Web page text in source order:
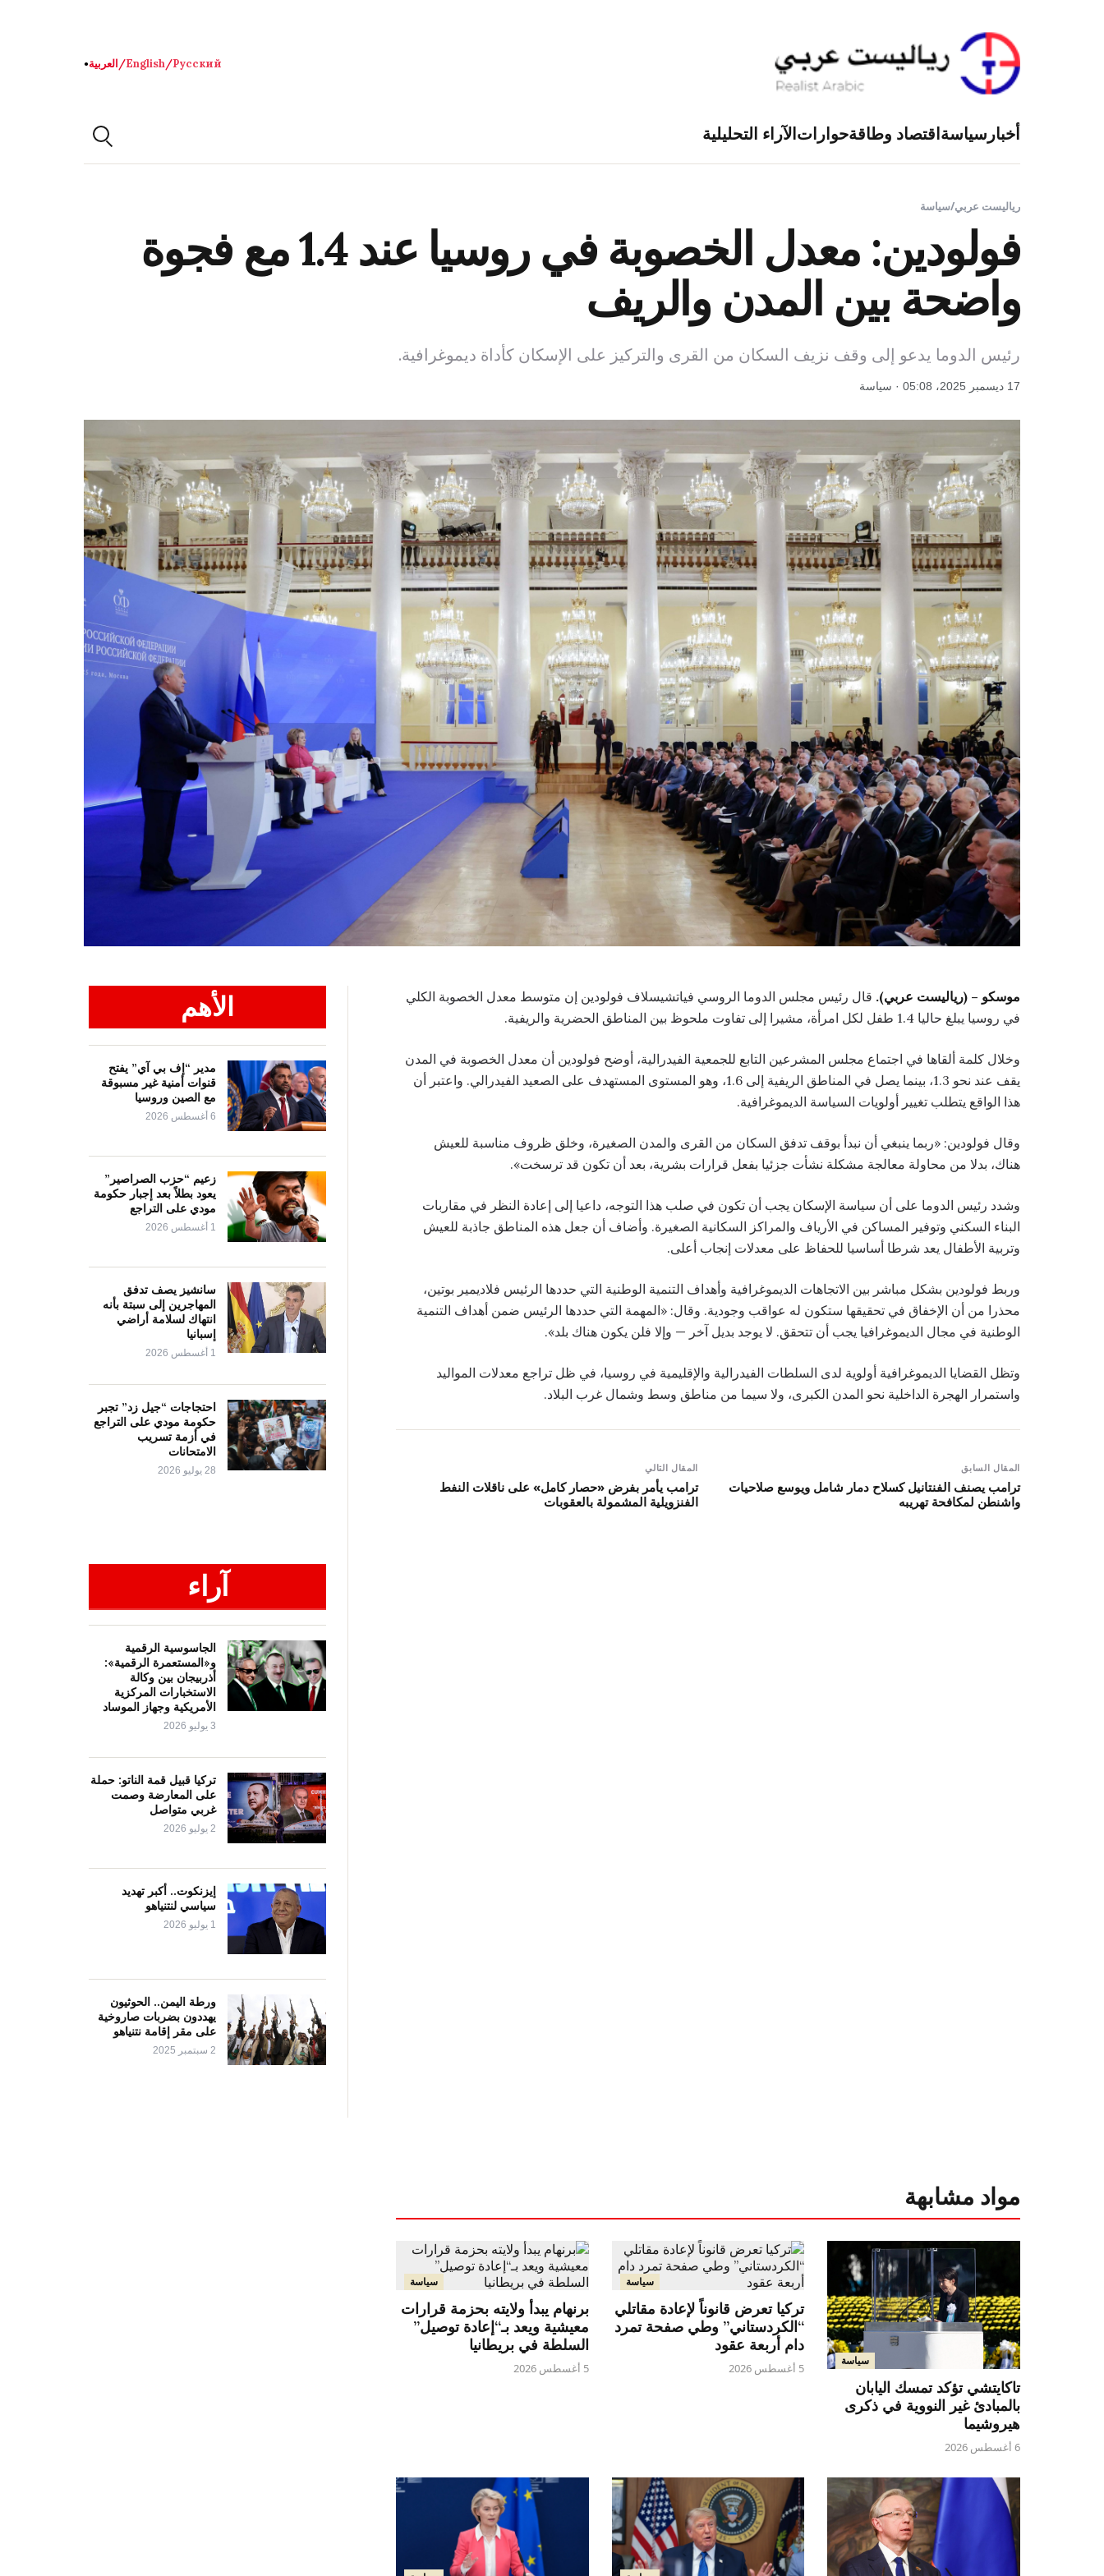
Русский
/
English
/العربية●
أخبار سياسةاقتصاد وطاقةحواراتالآراء التحليلية
رياليست عربي/سياسة
فولودين: معدل الخصوبة في روسيا عند 1.4 مع فجوة
واضحة بين المدن والريف
رئيس الدوما يدعو إلى وقف نزيف السكان من القرى والتركيز على الإسكان كأداة ديموغرافية.
17 ديسمبر 2025، 05:08 · سياسة
موسكو – (رياليست عربي). قال رئيس مجلس الدوما الروسي فياتشيسلاف فولودين إن متوسط معدل الخصوبة الكلي
في روسيا يبلغ حاليا 1.4 طفل لكل امرأة، مشيرا إلى تفاوت ملحوظ بين المناطق الحضرية والريفية.
وخلال كلمة ألقاها في اجتماع مجلس المشرعين التابع للجمعية الفيدرالية، أوضح فولودين أن معدل الخصوبة في المدن
يقف عند نحو 1.3، بينما يصل في المناطق الريفية إلى 1.6، وهو المستوى المستهدف على الصعيد الفيدرالي. واعتبر أن
هذا الواقع يتطلب تغيير أولويات السياسة الديموغرافية.
وقال فولودين: «ربما ينبغي أن نبدأ بوقف تدفق السكان من القرى والمدن الصغيرة، وخلق ظروف مناسبة للعيش
هناك، بدلا من محاولة معالجة مشكلة نشأت جزئيا بفعل قرارات بشرية، بعد أن تكون قد ترسخت».
وشدد رئيس الدوما على أن سياسة الإسكان يجب أن تكون في صلب هذا التوجه، داعيا إلى إعادة النظر في مقاربات
البناء السكني وتوفير المساكن في الأرياف والمراكز السكانية الصغيرة. وأضاف أن جعل هذه المناطق جاذبة للعيش
وتربية الأطفال يعد شرطا أساسيا للحفاظ على معدلات إنجاب أعلى.
وربط فولودين بشكل مباشر بين الاتجاهات الديموغرافية وأهداف التنمية الوطنية التي حددها الرئيس فلاديمير بوتين،
محذرا من أن الإخفاق في تحقيقها ستكون له عواقب وجودية. وقال: «المهمة التي حددها الرئيس ضمن أهداف التنمية
الوطنية في مجال الديموغرافيا يجب أن تتحقق. لا يوجد بديل آخر — وإلا فلن يكون هناك بلد».
وتظل القضايا الديموغرافية أولوية لدى السلطات الفيدرالية والإقليمية في روسيا، في ظل تراجع معدلات المواليد
واستمرار الهجرة الداخلية نحو المدن الكبرى، ولا سيما من مناطق وسط وشمال غرب البلاد.
المقال السابق
ترامب يصنف الفنتانيل كسلاح دمار شامل ويوسع صلاحيات
واشنطن لمكافحة تهريبه
المقال التالي
ترامب يأمر بفرض «حصار كامل» على ناقلات النفط
الفنزويلية المشمولة بالعقوبات
الأهم
مدير “إف بي آي” يفتح
قنوات أمنية غير مسبوقة
مع الصين وروسيا
6 أغسطس 2026
زعيم “حزب الصراصير”
يعود بطلاً بعد إجبار حكومة
مودي على التراجع
1 أغسطس 2026
سانشيز يصف تدفق
المهاجرين إلى سبتة بأنه
انتهاك لسلامة أراضي
إسبانيا
1 أغسطس 2026
احتجاجات “جيل زد” تجبر
حكومة مودي على التراجع
في أزمة تسريب
الامتحانات
28 يوليو 2026
آراء
الجاسوسية الرقمية
و«المستعمرة الرقمية»:
أذربيجان بين وكالة
الاستخبارات المركزية
الأمريكية وجهاز الموساد
3 يوليو 2026
تركيا قبيل قمة الناتو: حملة
على المعارضة وصمت
غربي متواصل
2 يوليو 2026
إيزنكوت.. أكبر تهديد
سياسي لنتنياهو
1 يوليو 2026
ورطة اليمن.. الحوثيون
يهددون بضربات صاروخية
على مقر إقامة نتنياهو
2 سبتمبر 2025
مواد مشابهة
سياسة
تاكايتشي تؤكد تمسك اليابان
بالمبادئ غير النووية في ذكرى
هيروشيما
6 أغسطس 2026
سياسة
تركيا تعرض قانوناً لإعادة مقاتلي
“الكردستاني” وطي صفحة تمرد
دام أربعة عقود
5 أغسطس 2026
سياسة
برنهام يبدأ ولايته بحزمة قرارات
معيشية ويعد بـ“إعادة توصيل”
السلطة في بريطانيا
5 أغسطس 2026